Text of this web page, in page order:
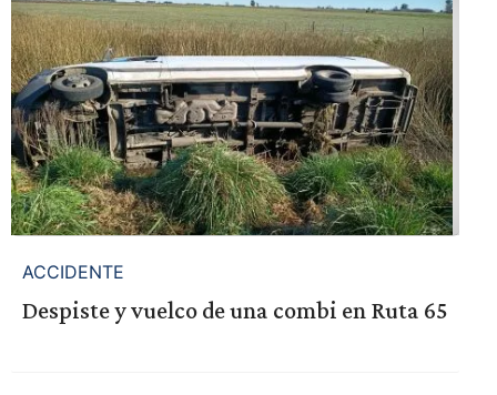
ACCIDENTE
Despiste y vuelco de una combi en Ruta 65